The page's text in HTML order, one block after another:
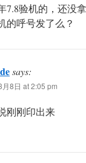
7.8验机的，还没
的呼号发了么？
says:
8日 at 2:05 pm
刚刚印出来